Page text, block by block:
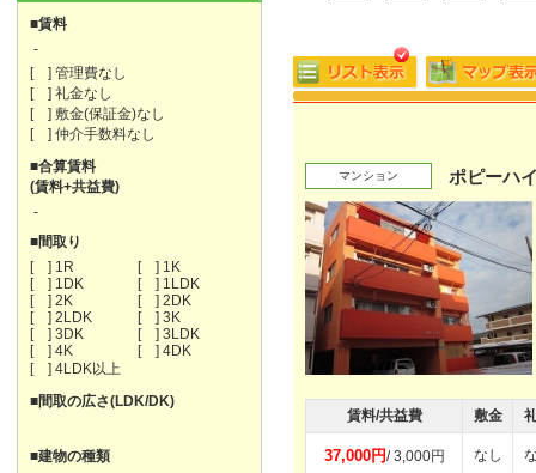
■賃料
-
[ ] 管理費なし
[ ] 礼金なし
[ ] 敷金(保証金)なし
[ ] 仲介手数料なし
■合算賃料
(賃料+共益費)
-
■間取り
[ ] 1R
[ ] 1K
[ ] 1DK
[ ] 1LDK
[ ] 2K
[ ] 2DK
[ ] 2LDK
[ ] 3K
[ ] 3DK
[ ] 3LDK
[ ] 4K
[ ] 4DK
[ ] 4LDK以上
■間取の広さ(LDK/DK)
■建物の種類
マンション ポピーハ
賃料/共益費 敷金
37,000円/ 3,000円 なし